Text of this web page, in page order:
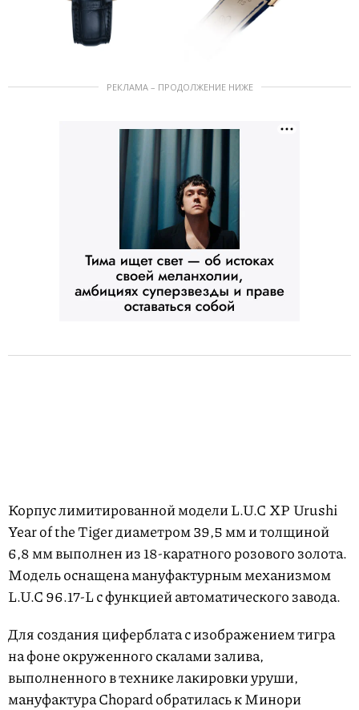
РЕКЛАМА – ПРОДОЛЖЕНИЕ НИЖЕ
Корпус лимитированной модели L.U.C XP Urushi
Year of the Tiger диаметром 39,5 мм и толщиной
6,8 мм выполнен из 18-каратного розового золота.
Модель оснащена мануфактурным механизмом
L.U.C 96.17-L с функцией автоматического завода.
Для создания циферблата с изображением тигра
на фоне окруженного скалами залива,
выполненного в технике лакировки уруши,
мануфактура Chopard обратилась к Минори